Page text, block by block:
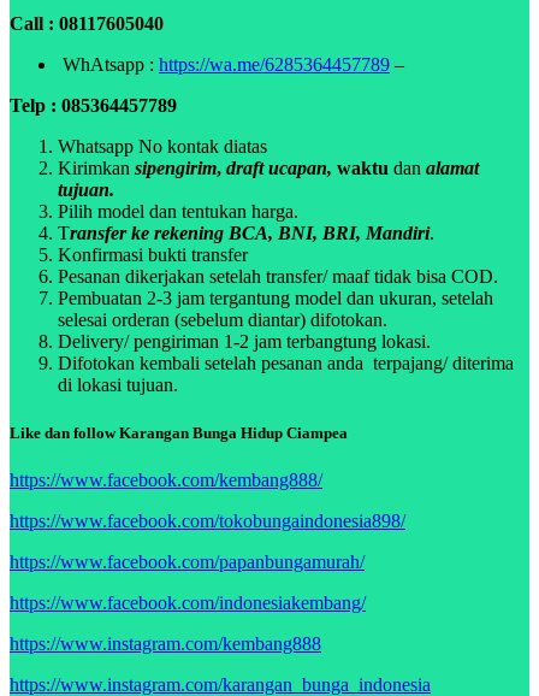
Call : 08117605040
WhAtsapp : https://wa.me/6285364457789 –
Telp : 085364457789
Whatsapp No kontak diatas
Kirimkan sipengirim, draft ucapan, waktu dan alamat
tujuan.
Pilih model dan tentukan harga.
Transfer ke rekening BCA, BNI, BRI, Mandiri.
Konfirmasi bukti transfer
Pesanan dikerjakan setelah transfer/ maaf tidak bisa COD.
Pembuatan 2-3 jam tergantung model dan ukuran, setelah
selesai orderan (sebelum diantar) difotokan.
Delivery/ pengiriman 1-2 jam terbangtung lokasi.
Difotokan kembali setelah pesanan anda terpajang/ diterima
di lokasi tujuan.
Like dan follow Karangan Bunga Hidup Ciampea
https://www.facebook.com/kembang888/
https://www.facebook.com/tokobungaindonesia898/
https://www.facebook.com/papanbungamurah/
https://www.facebook.com/indonesiakembang/
https://www.instagram.com/kembang888
https://www.instagram.com/karangan_bunga_indonesia